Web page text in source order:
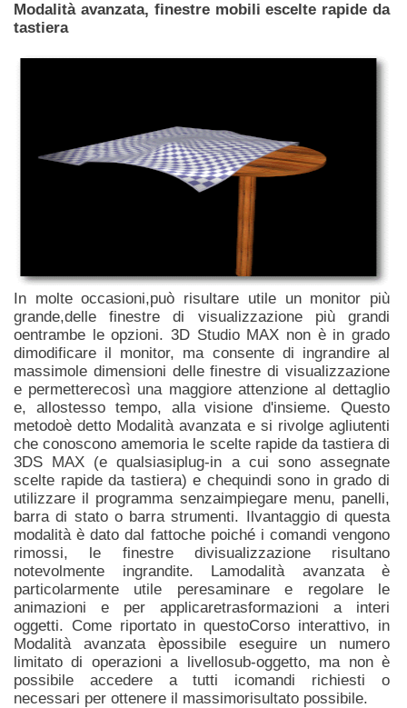
Modalità avanzata, finestre mobili escelte rapide da
tastiera
In molte occasioni,può risultare utile un monitor più
grande,delle finestre di visualizzazione più grandi
oentrambe le opzioni. 3D Studio MAX non è in grado
dimodificare il monitor, ma consente di ingrandire al
massimole dimensioni delle finestre di visualizzazione
e permetterecosì una maggiore attenzione al dettaglio
e, allostesso tempo, alla visione d'insieme. Questo
metodoè detto Modalità avanzata e si rivolge agliutenti
checonoscono amemoria le scelte rapide da tastiera di
3DS MAX (e qualsiasiplug-in a cui sono assegnate
scelte rapide da tastiera) e chequindi sono in grado di
utilizzare il programma senzaimpiegare menu, panelli,
barra di stato o barra strumenti. Ilvantaggio di questa
modalità è dato dal fattoche poiché i comandi vengono
rimossi, le finestre divisualizzazione risultano
notevolmente ingrandite. Lamodalità avanzata è
particolarmente utile peresaminare e regolare le
animazioni e per applicaretrasformazioni a interi
oggetti. Come riportato in questoCorso interattivo, in
Modalità avanzata èpossibile eseguire un numero
limitato di operazioni a livellosub-oggetto, ma non è
possibile accedere a tutti icomandi richiesti o
necessari per ottenere il massimorisultato possibile.